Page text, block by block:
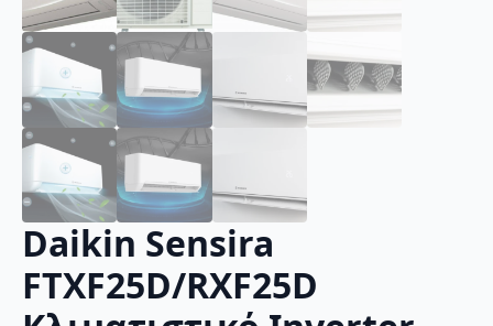
Daikin Sensira
FTXF25D/RXF25D